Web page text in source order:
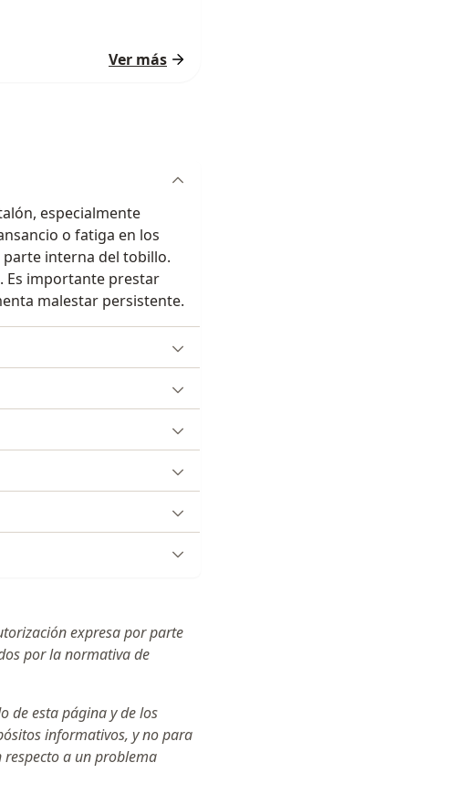
Ver más
especialmente
o fatiga en los
parte interna del tobillo.
Es importante prestar
malestar persistente.
expresa por parte
por la normativa de
de esta página y de los
informativos, y no para
a un problema